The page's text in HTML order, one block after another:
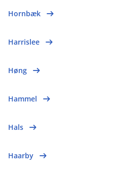
Hornbæk
Harrislee
Høng
Hammel
Hals
Haarby